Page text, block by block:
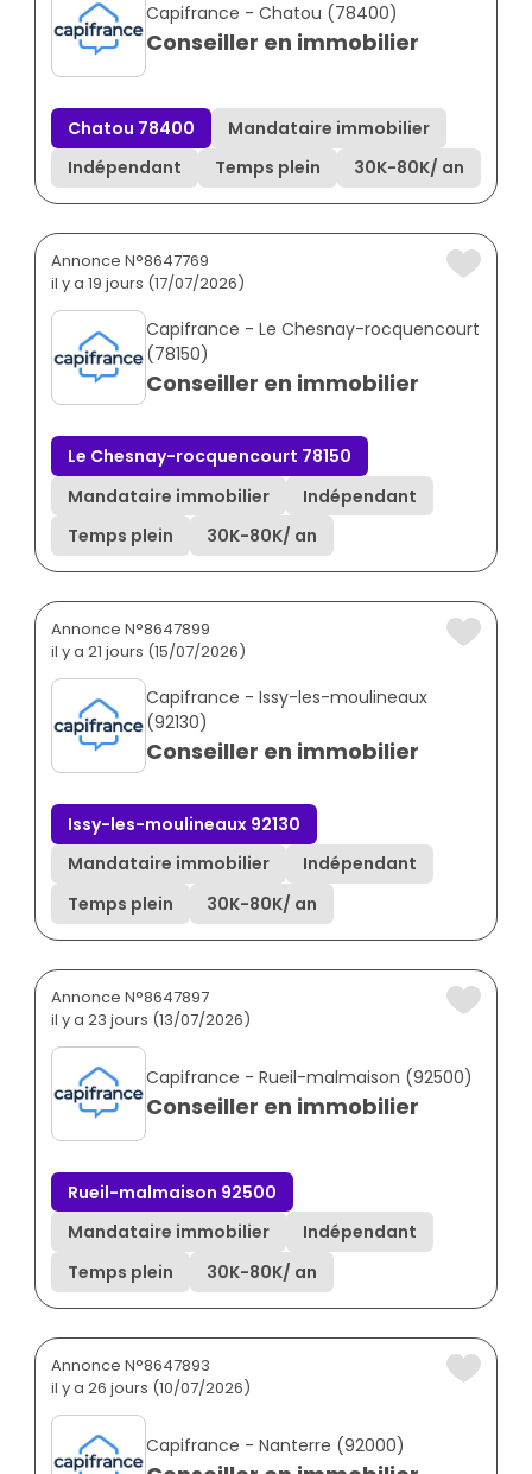
Capifrance - Chatou (78400)
Conseiller en immobilier
Chatou 78400
Mandataire immobilier
Indépendant
Temps plein 30K-80K/ an
Annonce N°8647769
il y a 19 jours (17/07/2026)
Capifrance - Le Chesnay-rocquencourt
(78150)
Conseiller en immobilier
Le Chesnay-rocquencourt 78150
Mandataire immobilier
Indépendant
Temps plein
30K-80K/ an
Annonce N°8647899
il y a 21 jours (15/07/2026)
Capifrance - Issy-les-moulineaux
(92130)
Conseiller en immobilier
Issy-les-moulineaux 92130
Mandataire immobilier
Indépendant
Temps plein
30K-80K/ an
Annonce N°8647897
il y a 23 jours (13/07/2026)
Capifrance - Rueil-malmaison (92500)
Conseiller en immobilier
Rueil-malmaison 92500
Mandataire immobilier
Indépendant
Temps plein
30K-80K/ an
Annonce N°8647893
il y a 26 jours (10/07/2026)
Capifrance - Nanterre (92000)